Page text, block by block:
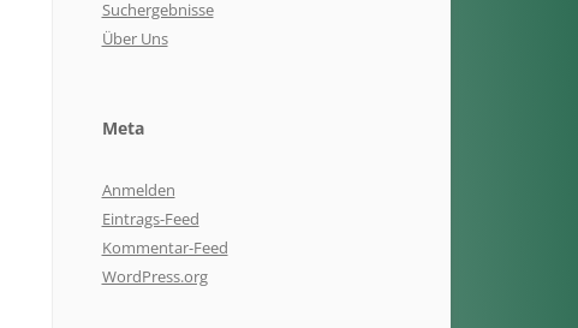
Suchergebnisse
Über Uns
Meta
Anmelden
Eintrags-Feed
Kommentar-Feed
WordPress.org